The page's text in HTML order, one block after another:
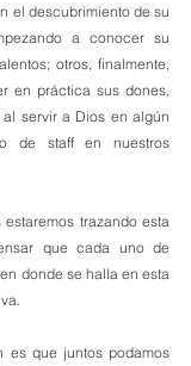
el descubrimiento de su
a conocer su
otros, finalmente,
en práctica sus dones,
servir a Dios en algún
de staff en nuestros
trazando esta
que cada uno de
donde se halla en esta
es que juntos podamos